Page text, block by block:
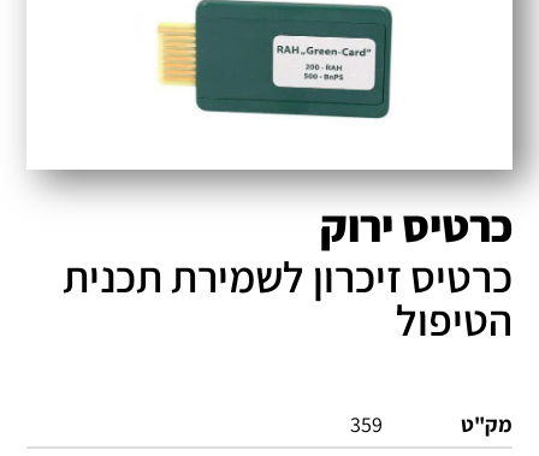
כרטיס ירוק
כרטיס זיכרון לשמירת תכנית
הטיפול
מק"ט
359